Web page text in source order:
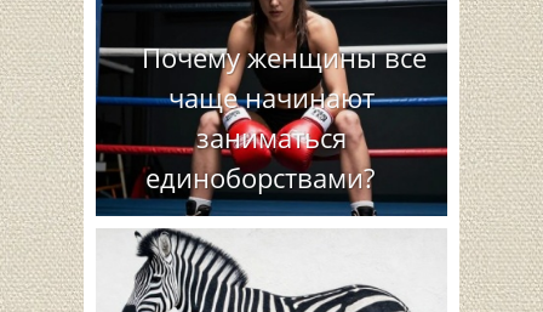
Почему женщины все
чаще начинают
заниматься
единоборствами?